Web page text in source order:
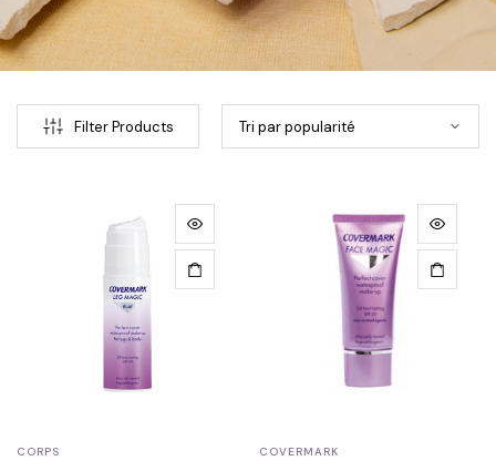
Filter Products
CORPS COVERMARK